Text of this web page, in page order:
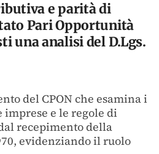
e parità di
Pari Opportunità
una analisi del D.Lgs.
del CPON che esamina i
e le regole di
recepimento della
evidenziando il ruolo